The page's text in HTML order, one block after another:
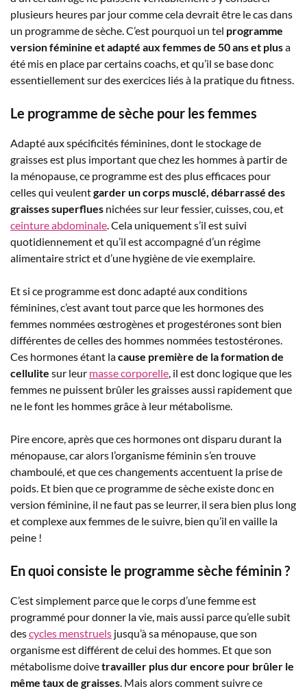
plusieurs heures par jour comme cela devrait être le cas dans
un programme de sèche. C’est pourquoi un tel programme
version féminine et adapté aux femmes de 50 ans et plusa
été mis en place par certains coachs, et qu’il se base donc
essentiellement sur des exercices liés à la pratique du fitness.
Le programme de sèche pour les femmes
Adapté aux spécificités féminines, dont le stockage de
graisses est plus important que chez les hommes à partir de
la ménopause, ce programme est des plus efficaces pour
celles qui veulentgarder un corps musclé, débarrassé des
graisses superflues nichées sur leur fessier, cuisses, cou, et
ceinture abdominale. Cela uniquement s’il est suivi
quotidiennement et qu’il est accompagné d’un régime
alimentaire strict et d’une hygiène de vie exemplaire.
Et si ce programme est donc adapté aux conditions
féminines, c’est avant tout parce que les hormones des
femmes nommées œstrogènes et progestérones sont bien
différentes de celles des hommes nommées testostérones.
Ces hormones étant lacause première de la formation de
cellulite sur leur masse corporelle, il est donc logique que les
femmes ne puissent brûler les graisses aussi rapidement que
ne le font les hommes grâce à leur métabolisme.
Pire encore, après que ces hormones ont disparu durant la
ménopause, car alors l’organisme féminin s’en trouve
chamboulé, et que ces changements accentuent la prise de
poids. Et bien que ce programme de sèche existe donc en
version féminine, il ne faut pas se leurrer, il sera bien plus long
et complexe aux femmes de le suivre, bien qu’il en vaille la
peine !
En quoi consiste le programme sèche féminin ?
C’est simplement parce que le corps d’une femme est
programmé pour donner la vie, mais aussi parce qu’elle subit
descycles menstruels jusqu’à sa ménopause, que son
organisme est différent de celui des hommes. Et que son
métabolisme doivetravailler plus dur encore pour brûler le
même taux de graisses. Mais alors comment suivre ce